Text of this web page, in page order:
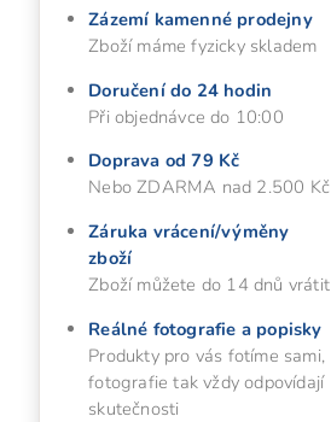
Zázemí kamenné prodejny
Zboží máme fyzicky skladem
Doručení do 24 hodin
Při objednávce do 10:00
Doprava od 79 Kč
Nebo ZDARMA nad 2.500 Kč
Záruka vrácení/výměny
zboží
Zboží můžete do 14 dnů vrátit
Reálné fotografie a popisky
Produkty pro vás fotíme sami,
fotografie tak vždy odpovídají
skutečnosti